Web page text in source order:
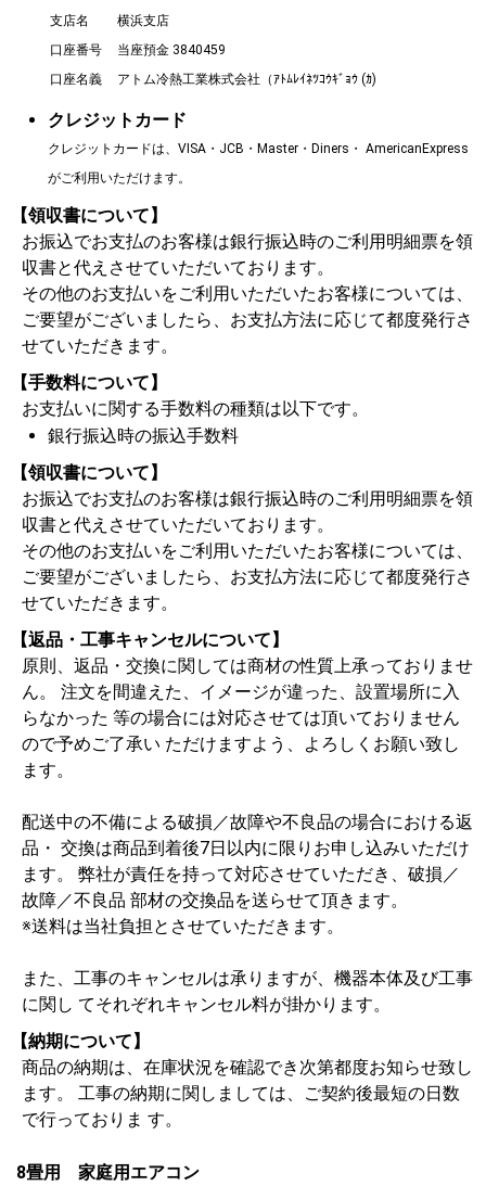
支店名
横浜支店
口座番号
当座預金 3840459
口座名義
アトム冷熱工業株式会社（ｱﾄﾑﾚｲﾈﾂｺｳｷﾞｮｳ (ｶ)
クレジットカード
クレジットカードは、VISA・JCB・Master・Diners・ AmericanExpress
がご利用いただけます。
【領収書について】
お振込でお支払のお客様は銀行振込時のご利用明細票を領
収書と代えさせていただいております。
その他のお支払いをご利用いただいたお客様については、
ご要望がございましたら、お支払方法に応じて都度発行さ
せていただきます。
【手数料について】
お支払いに関する手数料の種類は以下です。
銀行振込時の振込手数料
【領収書について】
お振込でお支払のお客様は銀行振込時のご利用明細票を領
収書と代えさせていただいております。
その他のお支払いをご利用いただいたお客様については、
ご要望がございましたら、お支払方法に応じて都度発行さ
せていただきます。
【返品・工事キャンセルについて】
原則、返品・交換に関しては商材の性質上承っておりませ
ん。 注文を間違えた、イメージが違った、設置場所に入
らなかった 等の場合には対応させては頂いておりません
ので予めご了承い ただけますよう、よろしくお願い致し
ます。
配送中の不備による破損／故障や不良品の場合における返
品・ 交換は商品到着後7日以内に限りお申し込みいただけ
ます。 弊社が責任を持って対応させていただき、破損／
故障／不良品 部材の交換品を送らせて頂きます。
※送料は当社負担とさせていただきます。
また、工事のキャンセルは承りますが、機器本体及び工事
に関し てそれぞれキャンセル料が掛かります。
【納期について】
商品の納期は、在庫状況を確認でき次第都度お知らせ致し
ます。 工事の納期に関しましては、ご契約後最短の日数
で行っておりま す。
8畳用 家庭用エアコン